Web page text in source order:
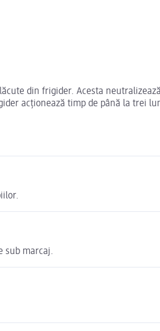
din frigider. Acesta
acționează timp de până la trei
sub marcaj.